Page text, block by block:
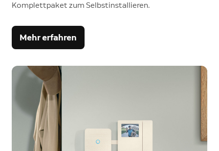
Komplettpaket zum Selbstinstallieren.
Mehr erfahren